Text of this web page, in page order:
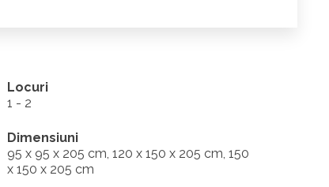
Locuri
1 - 2
Dimensiuni
95 x 95 x 205 cm, 120 x 150 x 205 cm, 150
x 150 x 205 cm